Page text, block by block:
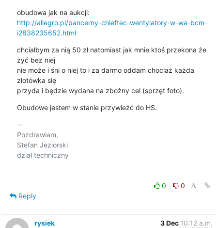
http://allegro.pl/pancerny-chieftec-wentylatory-w-wa-bcm-
i2838235652.html
chciałbym za nią 50 zł natomiast jak mnie ktoś przekona że
żyć bez niej
nie może i śni o niej to i za darmo oddam chociaż każda
złotówka się
przyda i będzie wydana na zbożny cel (sprzęt foto).
Obudowe jestem w stanie przywieźć do HS.
--
Pozdrawiam,
Stefan Jeziorski
dział techniczny
0
0
Reply
rysiek 3 Dec 10:12 a.m.